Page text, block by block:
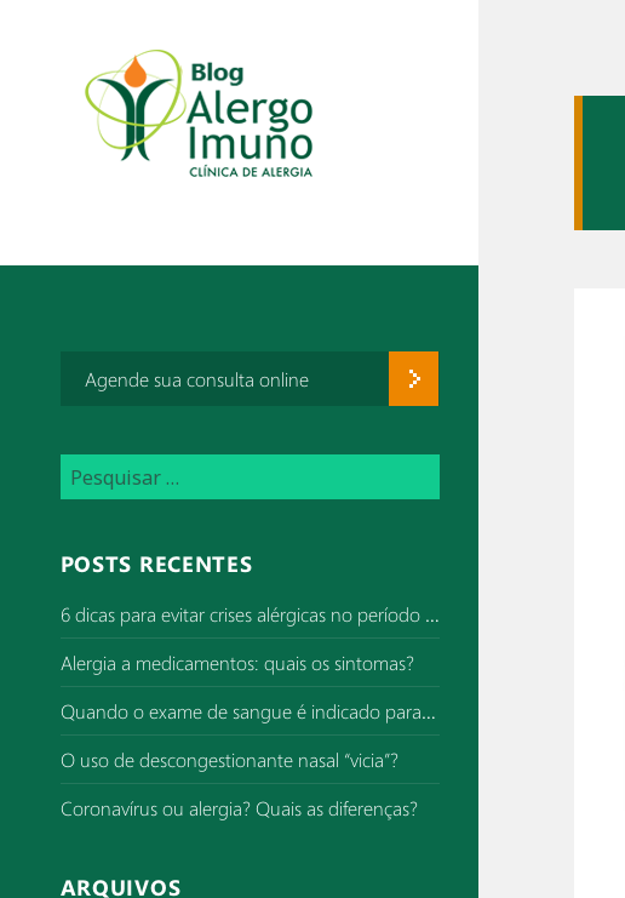
Agende sua consulta online
e
q
i
s
a
r
p
o
r
:
POSTS RECENTES
6 dicas para evitar crises alérgicas no período de superlotação de hospitais
Alergia a medicamentos: quais os sintomas?
Quando o exame de sangue é indicado para investigar alergia?
O uso de descongestionante nasal “vicia”?
Coronavírus ou alergia? Quais as diferenças?
ARQUIVOS